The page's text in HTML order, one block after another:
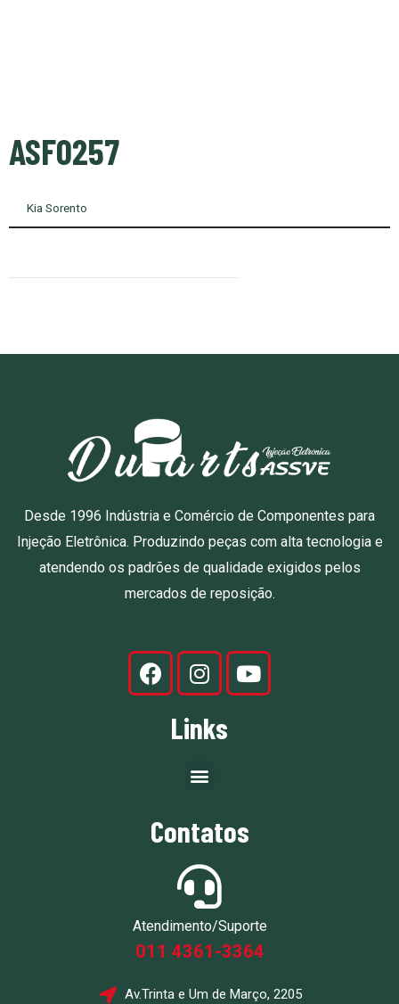
ASF0257
Kia Sorento
Desde 1996 Indústria e Comércio de Componentes para
Injeção Eletrônica. Produzindo peças com alta tecnologia e
atendendo os padrões de qualidade exigidos pelos
mercados de reposição.
Links
Contatos
Atendimento/Suporte
011 4361-3364
Av.Trinta e Um de Março, 2205